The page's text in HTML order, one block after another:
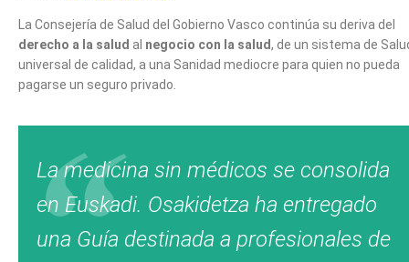
La Consejería de Salud del Gobierno Vasco continúa su deriva del
derecho a la salud al negocio con la salud, de un sistema de
universal de calidad, a una Sanidad mediocre para quien no pueda
pagarse un seguro privado.
La medicina sin médicos se consolida
en Euskadi. Osakidetza ha entregado
una Guía destinada a profesionales de